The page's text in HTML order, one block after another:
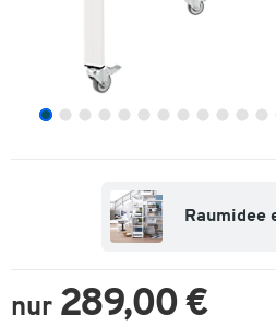
Raumidee
nur 289,00 €